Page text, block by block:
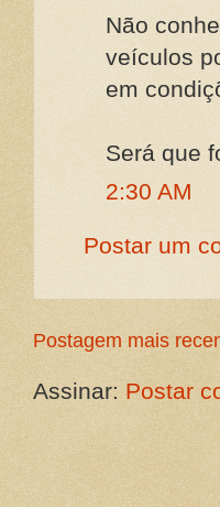
Não
veículos
em
Será que
2:30 AM
Postar um
Postagem mais
Assinar: Postar